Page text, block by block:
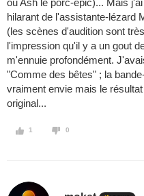
ou Ash le porc-épic)... Mais
hilarant de l'assistante-lézard
(les scènes d'audition sont
l'impression qu'il y a un gout
m'ennuie profondément.
"Comme des bêtes" ; la
vraiment envie mais le
original...
1 0